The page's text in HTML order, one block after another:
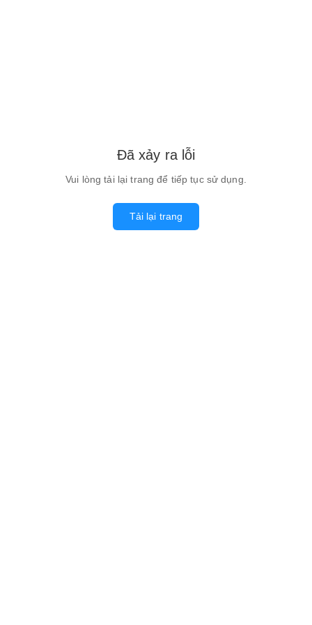
Đã xảy ra lỗi
Vui lòng tải lại trang để tiếp tục sử dụng.
Tải lại trang